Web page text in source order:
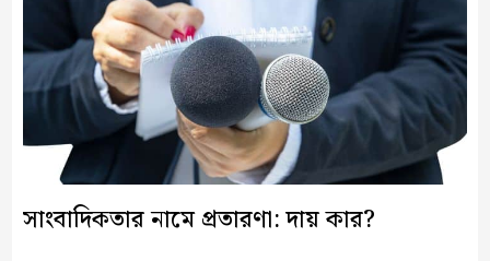
সাংবাদিকতার নামে প্রতারণা: দায় কার?